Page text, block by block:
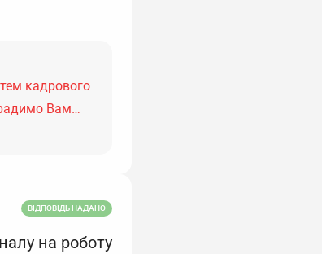
кадрового
радимо Вам…
ВІДПОВІДЬ НАДАНО
на роботу